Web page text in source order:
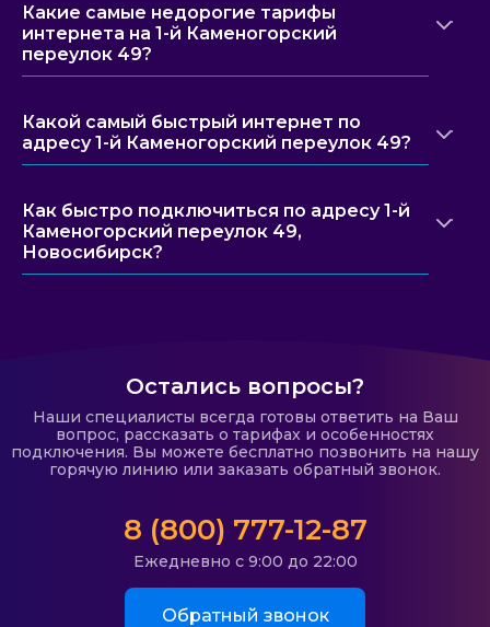
Какие самые недорогие тарифы
интернета на 1-й Каменогорский
переулок 49?
Какой самый быстрый интернет по
адресу 1-й Каменогорский переулок 49?
Как быстро подключиться по адресу 1-й
Каменогорский переулок 49,
Новосибирск?
Остались вопросы?
Наши специалисты всегда готовы ответить на Ваш
вопрос, рассказать о тарифах и особенностях
подключения. Вы можете бесплатно позвонить на нашу
горячую линию или заказать обратный звонок.
8 (800) 777-12-87
Ежедневно с 9:00 до 22:00
Обратный звонок